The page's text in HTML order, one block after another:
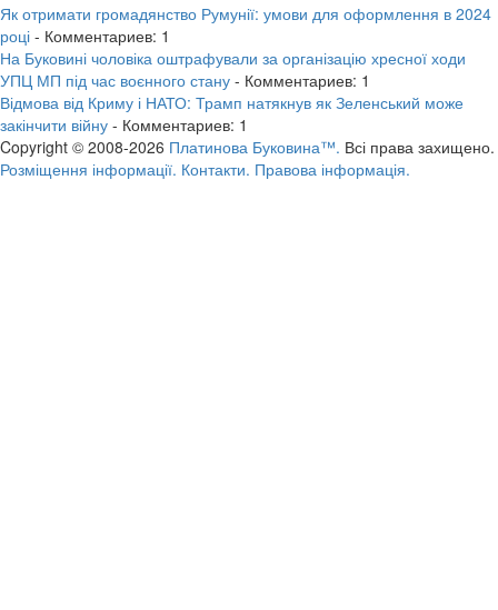
Як отримати громадянство Румунії: умови для оформлення в 2024
році - Комментариев: 1
На Буковині чоловіка оштрафували за організацію хресної ходи
УПЦ МП під час воєнного стану - Комментариев: 1
Відмова від Криму і НАТО: Трамп натякнув як Зеленський може
закінчити війну - Комментариев: 1
Copyright © 2008-2026 Платинова Буковина™. Всі права захищено.
Розміщення інформації. Контакти. Правова інформація.